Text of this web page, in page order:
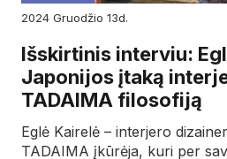
2024
gruodžio 13d.
Išskirtinis interviu:
Japonijos įtaką
TADAIMA filosofiją
Eglė Kairelė – interjero
TADAIMA įkūrėja, kuri per